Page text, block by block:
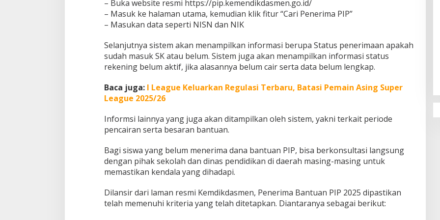
– Buka website resmi https://pip.kemendikdasmen.go.id/
– Masuk ke halaman utama, kemudian klik fitur “Cari Penerima PIP”
– Masukan data seperti NISN dan NIK
Selanjutnya sistem akan menampilkan informasi berupa Status penerimaan apakah
sudah masuk SK atau belum. Sistem juga akan menampilkan informasi status
rekening belum aktif, jika alasannya belum cair serta data belum lengkap.
Baca juga: I League Keluarkan Regulasi Terbaru, Batasi Pemain Asing Super
League 2025/26
Informsi lainnya yang juga akan ditampilkan oleh sistem, yakni terkait periode
pencairan serta besaran bantuan.
Bagi siswa yang belum menerima dana bantuan PIP, bisa berkonsultasi langsung
dengan pihak sekolah dan dinas pendidikan di daerah masing-masing untuk
memastikan kendala yang dihadapi.
Dilansir dari laman resmi Kemdikdasmen, Penerima Bantuan PIP 2025 dipastikan
telah memenuhi kriteria yang telah ditetapkan. Diantaranya sebagai berikut:
Penguatan Pendidikan Agama dan
Karakter Sekolah Nur Al Rahman
Bikin Sekolah di Malaysia Tertarik
Mempelajarinya